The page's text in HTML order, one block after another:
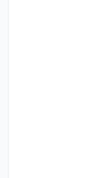
گام برمی‌دارد. ما
اساسی و زیربنای
پیشرفته تصفیه آب
از فناوری‌های نوین
از منابع آبی ارائه
از جمله تأمین آب
شده‌اند.
کیفی، ارائه